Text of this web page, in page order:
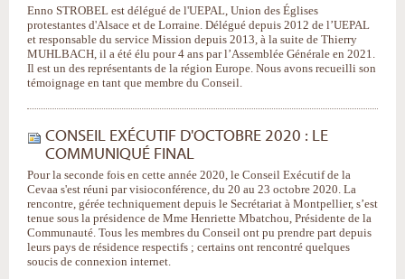
Enno STROBEL est délégué de l'UEPAL, Union des Églises
protestantes d'Alsace et de Lorraine. Délégué depuis 2012 de l’UEPAL
et responsable du service Mission depuis 2013, à la suite de Thierry
MUHLBACH, il a été élu pour 4 ans par l’Assemblée Générale en 2021.
Il est un des représentants de la région Europe. Nous avons recueilli son
témoignage en tant que membre du Conseil.
CONSEIL EXÉCUTIF D'OCTOBRE 2020 : LE
COMMUNIQUÉ FINAL
Pour la seconde fois en cette année 2020, le Conseil Exécutif de la
Cevaa s'est réuni par visioconférence, du 20 au 23 octobre 2020. La
rencontre, gérée techniquement depuis le Secrétariat à Montpellier, s’est
tenue sous la présidence de Mme Henriette Mbatchou, Présidente de la
Communauté. Tous les membres du Conseil ont pu prendre part depuis
leurs pays de résidence respectifs ; certains ont rencontré quelques
soucis de connexion internet.